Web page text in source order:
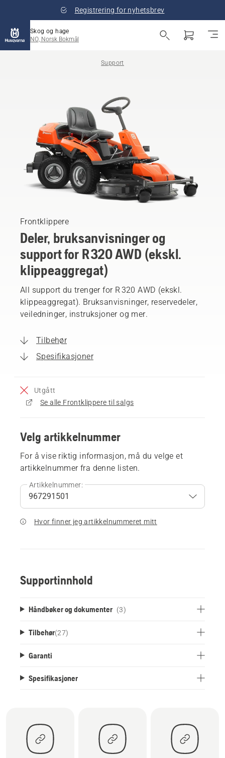
Registrering for nyhetsbrev
Skog og hage
NO, Norsk Bokmål
Support
Frontklippere
Deler, bruksanvisninger og
support for R 320 AWD (ekskl.
klippeaggregat)
All support du trenger for R 320 AWD (ekskl.
klippeaggregat). Bruksanvisninger, reservedeler,
veiledninger, instruksjoner og mer.
Tilbehør
Spesifikasjoner
Utgått
Se alle Frontklippere til salgs
Velg artikkelnummer
For å vise riktig informasjon, må du velge et
artikkelnummer fra denne listen.
Artikkelnummer:
Hvor finner jeg artikkelnummeret mitt
Supportinnhold
Håndbøker og dokumenter (3)
Tilbehør(27)
Garanti
Spesifikasjoner